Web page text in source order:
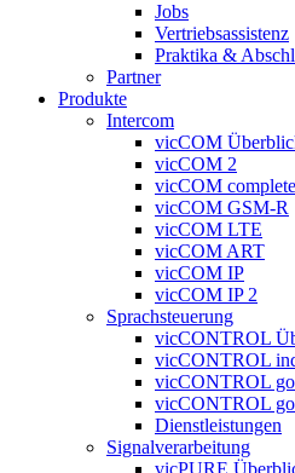
Jobs
Vertriebsassistenz
Praktika &
Partner
Produkte
Intercom
vicCOM
vicCOM 2
vicCOM
vicCOM GSM-R
vicCOM LTE
vicCOM ART
vicCOM IP
vicCOM IP 2
Sprachsteuerung
vicCONTROL
vicCONTROL
vicCONTROL
vicCONTROL go
Dienstleistungen
Signalverarbeitung
vicPURE